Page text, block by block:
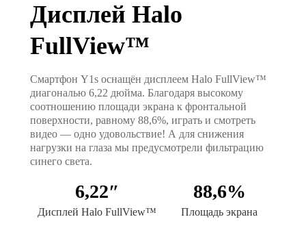
Дисплей Halo
FullView™
Смартфон Y1s оснащён дисплеем Halo FullView™
диагональю 6,22 дюйма. Благодаря высокому
соотношению площади экрана к фронтальной
поверхности, равному 88,6%, играть и смотреть
видео — одно удовольствие! А для снижения
нагрузки на глаза мы предусмотрели фильтрацию
синего света.
6,22″
Дисплей Halo FullView™
88,6%
Площадь экрана